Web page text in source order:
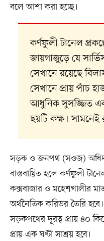
বলে আশা করা হচ্ছে।
কর্ণফুলী টানেল
জায়গাজুড়ে যে
সেখানে রয়েছে
সেখানে প্রায় পাঁচ
আধুনিক সুসজ্জিত
ছয়টি কক্ষ।
সড়ক ও জনপথ (সওজ)
বাস্তবায়িত হলে কর্ণফুলী
কক্সবাজার ও মহেশখালীর
অর্থনৈতিক করিডর তৈরি
সড়কপথের দূরত্ব প্রায় ৪০
প্রায় এক ঘণ্টা সাশ্রয় হবে।